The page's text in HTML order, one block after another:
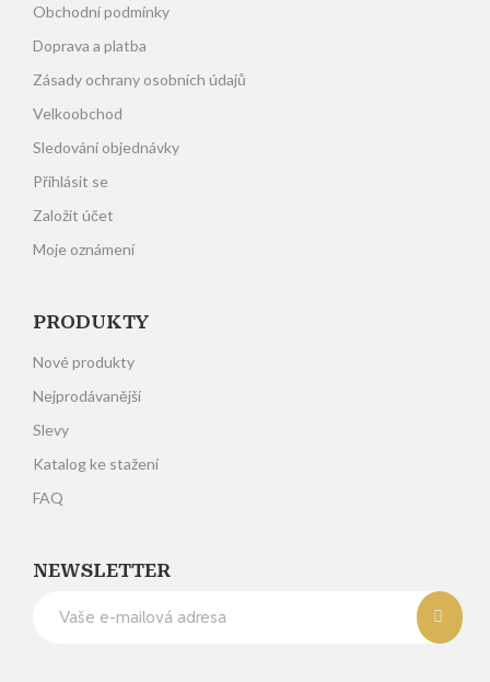
Obchodní podmínky
Doprava a platba
Zásady ochrany osobních údajů
Velkoobchod
Sledování objednávky
Přihlásit se
Založit účet
Moje oznámení
PRODUKTY
Nové produkty
Nejprodávanější
Slevy
Katalog ke stažení
FAQ
NEWSLETTER